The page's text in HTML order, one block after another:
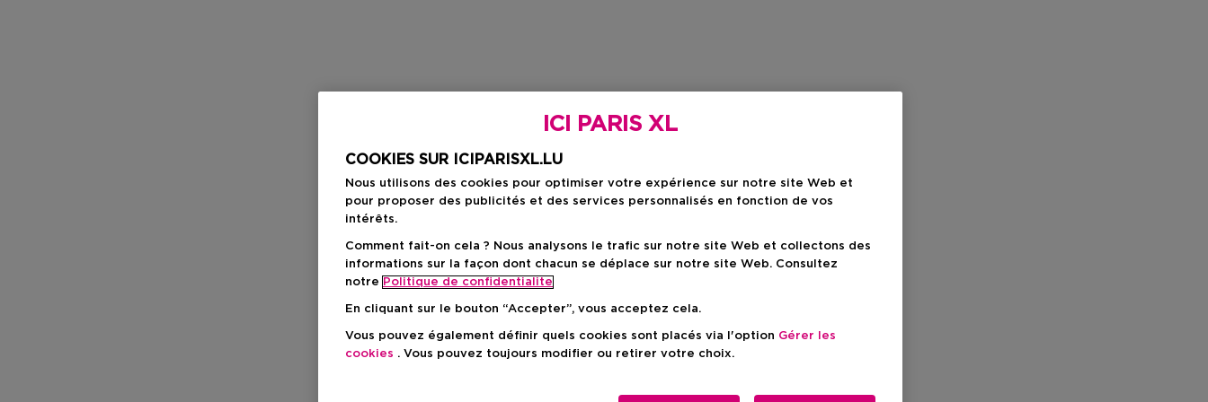
ICI PARIS XL
COOKIES SUR ICIPARISXL.LU
Nous utilisons des cookies pour optimiser votre expérience sur notre site Web et
pour proposer des publicités et des services personnalisés en fonction de vos
intérêts.
Comment fait-on cela ? Nous analysons le trafic sur notre site Web et collectons des
informations sur la façon dont chacun se déplace sur notre site Web. Consultez
notre Politique de confidentialite
En cliquant sur le bouton “Accepter”, vous acceptez cela.
Vous pouvez également définir quels cookies sont placés via l'option Gérer les
cookies . Vous pouvez toujours modifier ou retirer votre choix.